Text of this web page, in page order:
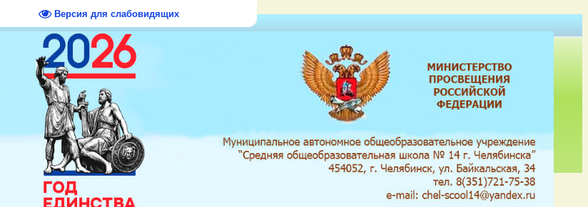
Версия для слабовидящих
Вы вошли какГостьГруппа "Гости" Четверг, 06 Августа 2026,